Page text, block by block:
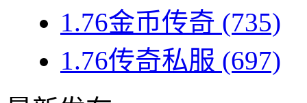
1.76金币传奇 (735)
1.76传奇私服 (697)